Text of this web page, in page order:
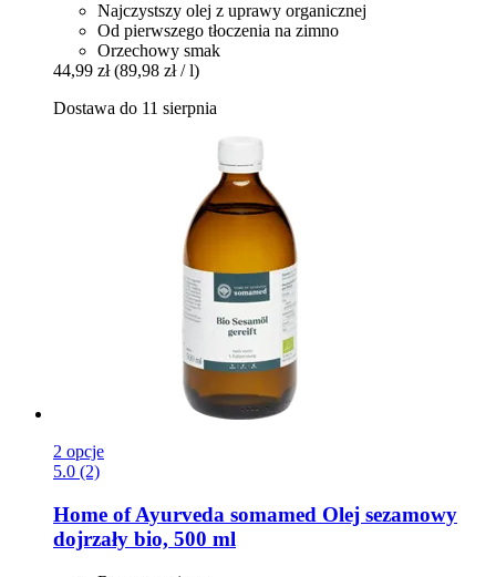
Najczystszy olej z uprawy organicznej
Od pierwszego tłoczenia na zimno
Orzechowy smak
44,99 zł (89,98 zł / l)
Dostawa do 11 sierpnia
2 opcje
5.0 (2)
Home of Ayurveda somamed Olej sezamowy
dojrzały bio, 500 ml